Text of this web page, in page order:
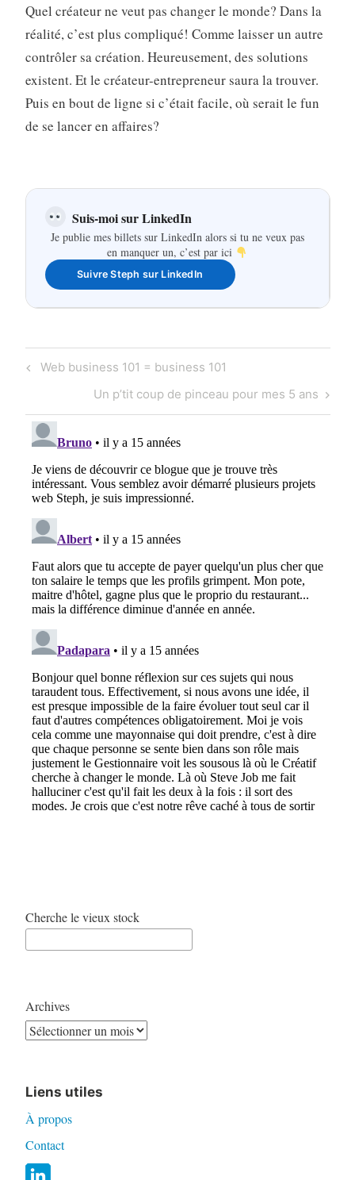
Quel créateur ne veut pas changer le monde? Dans la
réalité, c’est plus compliqué! Comme laisser un autre
contrôler sa création. Heureusement, des solutions
existent. Et le créateur-entrepreneur saura la trouver.
Puis en bout de ligne si c’était facile, où serait le fun
de se lancer en affaires?
Suis-moi sur LinkedIn
Je publie mes billets sur LinkedIn alors si tu ne veux pas
en manquer un, c’est par ici
Suivre Steph sur LinkedIn
Navigation
Previous
Web business 101 = business 101
Next
Post
Un p’tit coup de pinceau pour mes 5 ans
Cherche le vieux stock
Archives
Liens utiles
À propos
Contact